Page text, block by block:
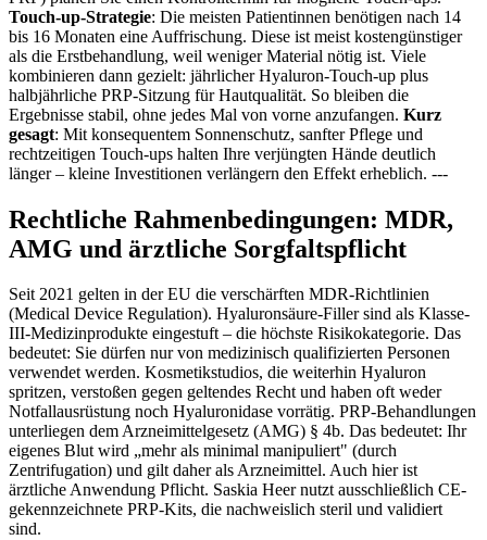
Touch-up-Strategie: Die meisten Patientinnen benötigen nach 14
bis 16 Monaten eine Auffrischung. Diese ist meist kostengünstiger
als die Erstbehandlung, weil weniger Material nötig ist. Viele
kombinieren dann gezielt: jährlicher Hyaluron-Touch-up plus
halbjährliche PRP-Sitzung für Hautqualität. So bleiben die
Ergebnisse stabil, ohne jedes Mal von vorne anzufangen. Kurz
gesagt: Mit konsequentem Sonnenschutz, sanfter Pflege und
rechtzeitigen Touch-ups halten Ihre verjüngten Hände deutlich
länger – kleine Investitionen verlängern den Effekt erheblich. ---
Rechtliche Rahmenbedingungen: MDR,
AMG und ärztliche Sorgfaltspflicht
Seit 2021 gelten in der EU die verschärften MDR-Richtlinien
(Medical Device Regulation). Hyaluronsäure-Filler sind als Klasse-
III-Medizinprodukte eingestuft – die höchste Risikokategorie. Das
bedeutet: Sie dürfen nur von medizinisch qualifizierten Personen
verwendet werden. Kosmetikstudios, die weiterhin Hyaluron
spritzen, verstoßen gegen geltendes Recht und haben oft weder
Notfallausrüstung noch Hyaluronidase vorrätig. PRP-Behandlungen
unterliegen dem Arzneimittelgesetz (AMG) § 4b. Das bedeutet: Ihr
eigenes Blut wird „mehr als minimal manipuliert" (durch
Zentrifugation) und gilt daher als Arzneimittel. Auch hier ist
ärztliche Anwendung Pflicht. Saskia Heer nutzt ausschließlich CE-
gekennzeichnete PRP-Kits, die nachweislich steril und validiert
sind.